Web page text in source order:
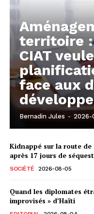
territoire :
CIAT
face aux
Bernadin Jules - 2026-
Kidnappé sur la route
après 17 jours de
SOCIÉTÉ 2026-08-05
Quand les diplomates
improvisés » d’Haïti